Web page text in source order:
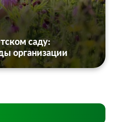
саду:
организации